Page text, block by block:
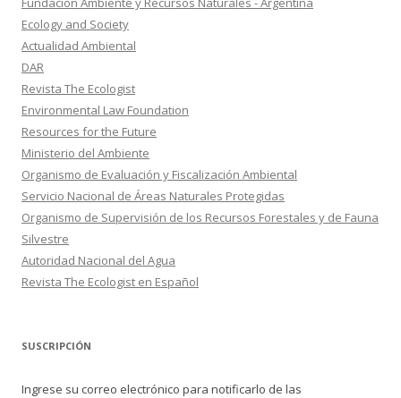
Ecology and Society
Actualidad Ambiental
DAR
Revista The Ecologist
Environmental Law Foundation
Resources for the Future
Ministerio del Ambiente
Organismo de Evaluación y Fiscalización Ambiental
Servicio Nacional de Áreas Naturales Protegidas
Organismo de Supervisión de los Recursos Forestales y de Fauna
Silvestre
Autoridad Nacional del Agua
Revista The Ecologist en Español
SUSCRIPCIÓN
Ingrese su correo electrónico para notificarlo de las